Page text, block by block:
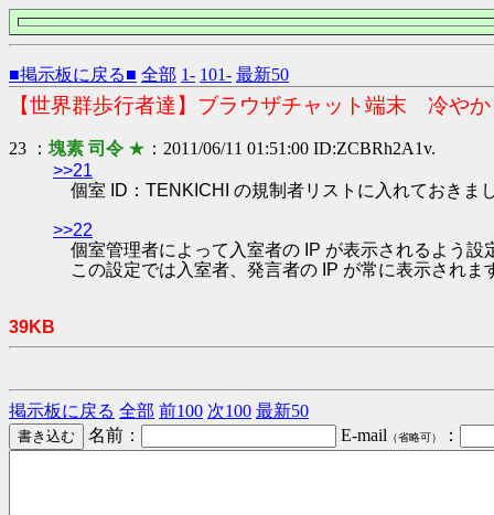
■掲示板に戻る■ 全部 1- 101- 最新50
【世界群歩行者達】ブラウザチャット端末 冷や
23 ： 塊素 司令 ★ ：2011/06/11 01:51:00 ID:ZCBRh2A1v.
>>21
個室 ID：TENKICHI の規制者リストに入れておきま
>>22
個室管理者によって入室者の IP が表示されるよう設
この設定では入室者、発言者の IP が常に表示されま
39KB
掲示板に戻る 全部 前100 次100 最新50
名前：
E-mail （省略可） ：